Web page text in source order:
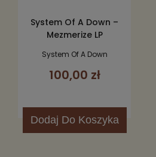
System Of A Down –
Mezmerize LP
System Of A Down
100,00 zł
Dodaj Do Koszyka